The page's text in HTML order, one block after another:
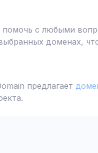
с любыми
доменах,
предлагает